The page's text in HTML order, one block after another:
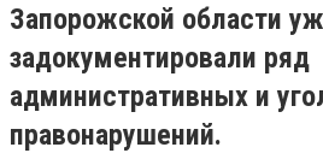
Запорожской области
задокументировали ряд
административных и
правонарушений.